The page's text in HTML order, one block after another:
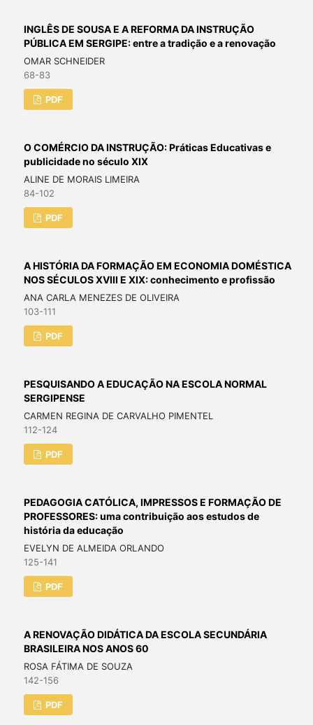
INGLÊS DE SOUSA E A REFORMA DA INSTRUÇÃO
PÚBLICA EM SERGIPE: entre a tradição e a renovação
OMAR SCHNEIDER
68-83
PDF
O COMÉRCIO DA INSTRUÇÃO: Práticas Educativas e
publicidade no século XIX
ALINE DE MORAIS LIMEIRA
84-102
PDF
A HISTÓRIA DA FORMAÇÃO EM ECONOMIA DOMÉSTICA
NOS SÉCULOS XVIII E XIX: conhecimento e profissão
ANA CARLA MENEZES DE OLIVEIRA
103-111
PDF
PESQUISANDO A EDUCAÇÃO NA ESCOLA NORMAL
SERGIPENSE
CARMEN REGINA DE CARVALHO PIMENTEL
112-124
PDF
PEDAGOGIA CATÓLICA, IMPRESSOS E FORMAÇÃO DE
PROFESSORES: uma contribuição aos estudos de
história da educação
EVELYN DE ALMEIDA ORLANDO
125-141
PDF
A RENOVAÇÃO DIDÁTICA DA ESCOLA SECUNDÁRIA
BRASILEIRA NOS ANOS 60
ROSA FÁTIMA DE SOUZA
142-156
PDF